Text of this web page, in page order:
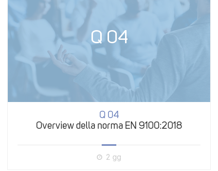
Q 04
Q 04
Overview della norma EN 9100:2018
2 gg